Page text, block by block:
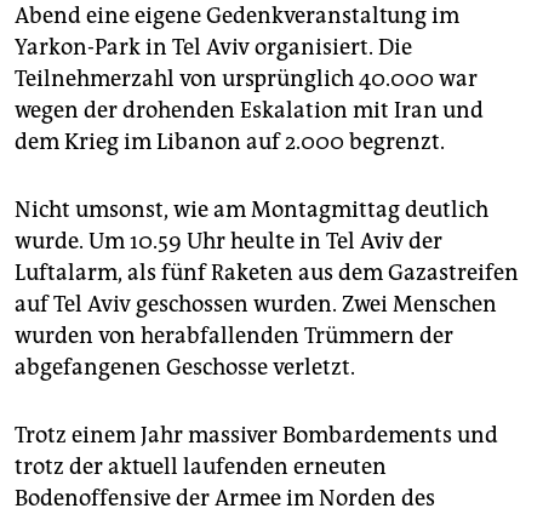
Abend eine eigene Gedenkveranstaltung im
Yarkon-Park in Tel Aviv organisiert. Die
Teilnehmerzahl von ursprünglich 40.000 war
wegen der drohenden Eskalation mit Iran und
dem Krieg im Libanon auf 2.000 begrenzt.
Nicht umsonst, wie am Montagmittag deutlich
wurde. Um 10.59 Uhr heulte in Tel Aviv der
Luftalarm, als fünf Raketen aus dem Gazastreifen
auf Tel Aviv geschossen wurden. Zwei Menschen
wurden von herabfallenden Trümmern der
abgefangenen Geschosse verletzt.
Trotz einem Jahr massiver Bombardements und
trotz der aktuell laufenden erneuten
Bodenoffensive der Armee im Norden des